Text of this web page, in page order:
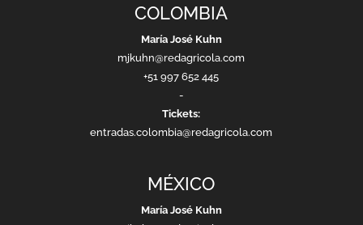
COLOMBIA
María José Kuhn
mjkuhn@redagricola.com
+51 997 652 445
-
Tickets:
entradas.colombia@redagricola.com
MÉXICO
María José Kuhn